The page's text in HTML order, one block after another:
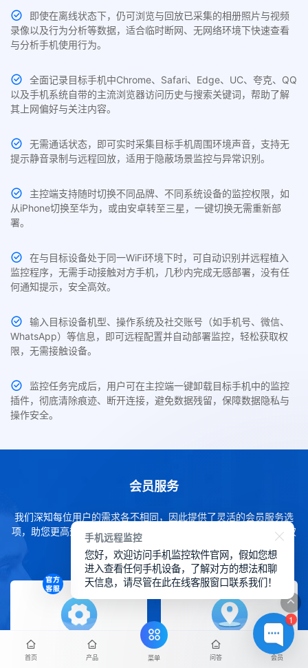
即使在离线状态下，仍可浏览与回放已采集的相册照片与视频
录像以及行为分析等数据，适合临时断网、无网络环境下快速查看
与分析手机使用行为。
全面记录目标手机中Chrome、Safari、Edge、UC、夸克、QQ
以及手机系统自带的主流浏览器访问历史与搜索关键词，帮助了解
其上网偏好与关注内容。
无需通话状态，即可实时采集目标手机周围环境声音，支持无
提示静音录制与远程回放，适用于隐蔽场景监控与异常识别。
主控端支持随时切换不同品牌、不同系统设备的监控权限，如
从iPhone切换至华为，或由安卓转至三星，一键切换无需重新部
署。
在与目标设备处于同一WiFi环境下时，可自动识别并远程植入
监控程序，无需手动接触对方手机，几秒内完成无感部署，没有任
何通知提示，安全高效。
输入目标设备机型、操作系统及社交账号（如手机号、微信、
WhatsApp）等信息，即可远程配置并自动部署监控，轻松获取权
限，无需接触设备。
监控任务完成后，用户可在主控端一键卸载目标手机中的监控
插件，彻底清除痕迹、断开连接，避免数据残留，保障数据隐私与
操作安全。
会员服务
我们深知每位用户的需求各不相同，因此提供了灵活的会员服务选
项，助您更高效地使用SpyCall。您可轻松通过下方内容了解各项权
益详情。
免费更新升级 售后技术支持
首页 产品 菜单 问答 会员
1
手机远程监控
您好，欢迎访问手机监控软件官网，假如您想
进入查看任何手机设备，了解对方的想法和聊
天信息，请尽管在此在线客服窗口联系我们！